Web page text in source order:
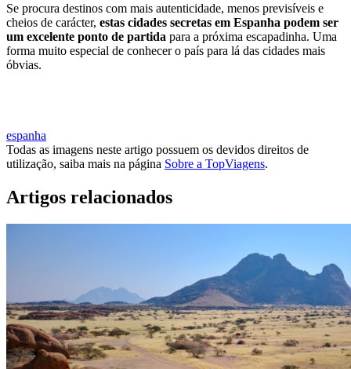
Se procura destinos com mais autenticidade, menos previsíveis e
cheios de carácter, estas cidades secretas em Espanha podem ser
um excelente ponto de partida para a próxima escapadinha. Uma
forma muito especial de conhecer o país para lá das cidades mais
óbvias.
espanha
Todas as imagens neste artigo possuem os devidos direitos de
utilização, saiba mais na página Sobre a TopViagens.
Artigos relacionados